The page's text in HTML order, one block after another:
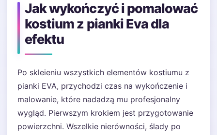
Jak wykończyć i pomalować
kostium z pianki Eva dla
efektu
Po skleieniu wszystkich elementów kostiumu z
pianki EVA, przychodzi czas na wykończenie i
malowanie, które nadadzą mu profesjonalny
wygląd. Pierwszym krokiem jest przygotowanie
powierzchni. Wszelkie nierówności, ślady po